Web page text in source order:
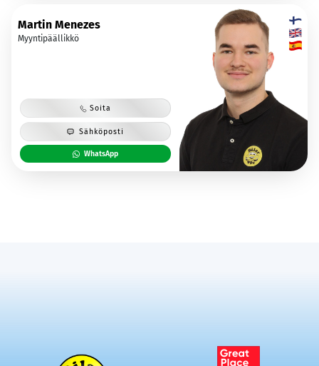
Martin Menezes
Myyntipäällikkö
Soita
Sähköposti
WhatsApp